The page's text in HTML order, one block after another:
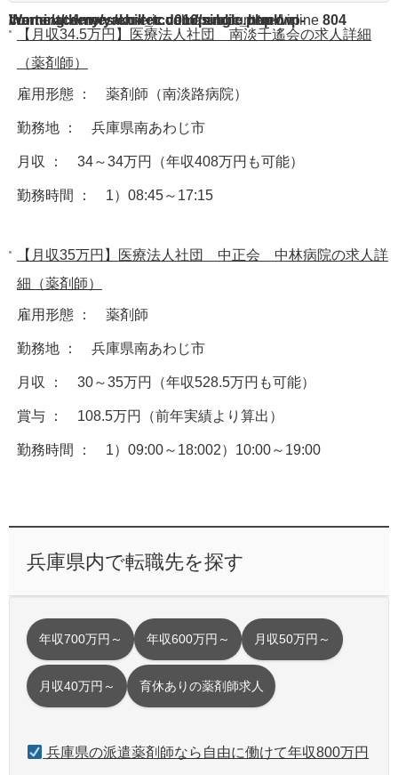
Warning: A non-numeric value encountered in
/home/acdmy/yaku-rec.com/public_html/wp-content/themes/chill_tcd016/single.phpon line 804
【月収34.5万円】医療法人社団 南淡千遙会の求人詳細
（薬剤師）
雇用形態 ： 薬剤師（南淡路病院）
勤務地 ： 兵庫県南あわじ市
月収 ： 34～34万円（年収408万円も可能）
勤務時間 ： 1）08:45～17:15
【月収35万円】医療法人社団 中正会 中林病院の求人詳
細（薬剤師）
雇用形態 ： 薬剤師
勤務地 ： 兵庫県南あわじ市
月収 ： 30～35万円（年収528.5万円も可能）
賞与 ： 108.5万円（前年実績より算出）
勤務時間 ： 1）09:00～18:002）10:00～19:00
兵庫県内で転職先を探す
年収700万円～ 年収600万円～ 月収50万円～
月収40万円～ 育休ありの薬剤師求人
兵庫県の派遣薬剤師なら自由に働けて年収800万円